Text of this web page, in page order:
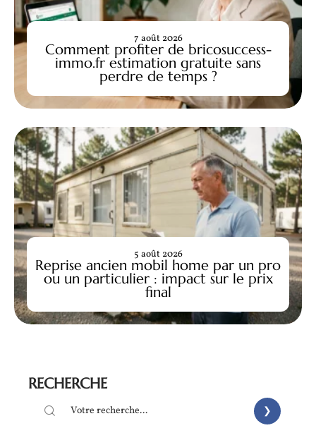
Comment profiter de bricosuccess-
immo.fr estimation gratuite sans
perdre de temps ?
7 août 2026
Reprise ancien mobil home par un pro
ou un particulier : impact sur le prix
final
5 août 2026
RECHERCHE